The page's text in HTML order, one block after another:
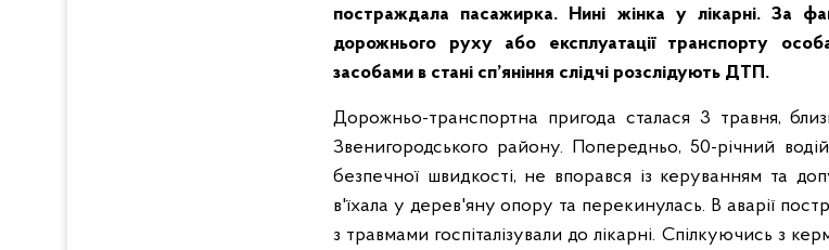
постраждала пасажирка. Нині жінка у лікарні. За
дорожнього руху або експлуатації транспорту
засобами в стані сп’яніння слідчі розслідують ДТП.
Дорожньо-транспортна пригода сталася 3 травня,
Звенигородського району. Попередньо, 50-річний
безпечної швидкості, не впорався із керуванням та
в'їхала у дерев'яну опору та перекинулась. В аварії
з травмами госпіталізували до лікарні. Спілкуючись з